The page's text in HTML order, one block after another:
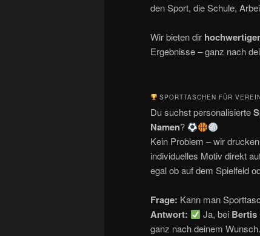
den Sport, die Schule,
Wir bieten dir
Ergebnisse – ganz nach
SPORTTASCHEN FÜR
Du suchst personalisierte
Namen?
Kein Problem – wir
individuelles Motiv direkt
egal ob auf dem Spielfeld
Frage: Kann man
Antwort: Ja, bei Bertis
ganz nach deinem Wunsch.